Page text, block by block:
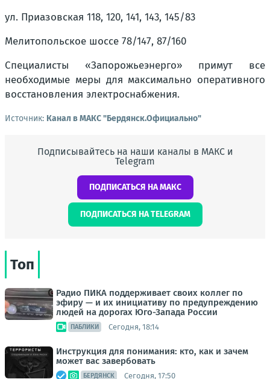
ул. Приазовская 118, 120, 141, 143, 145/83
Мелитопольское шоссе 78/147, 87/160
Специалисты «Запорожьеэнерго» примут все
необходимые меры для максимально оперативного
восстановления электроснабжения.
Источник: Канал в МАКС "Бердянск.Официально"
Подписывайтесь на наши каналы в МАКС и
Telegram
ПОДПИСАТЬСЯ НА МАКС
ПОДПИСАТЬСЯ НА TELEGRAM
Топ
Радио ПИКА поддерживает своих коллег по
эфиру — и их инициативу по предупреждению
людей на дорогах Юго-Запада России
ПАБЛИКИ Сегодня, 18:14
Инструкция для понимания: кто, как и зачем
может вас завербовать
БЕРДЯНСК Сегодня, 17:50